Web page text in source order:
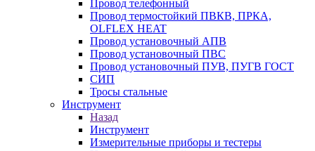
Провод телефонный
Провод термостойкий ПВКВ, ПРКА,
OLFLEX HEAT
Провод установочный АПВ
Провод установочный ПВС
Провод установочный ПУВ, ПУГВ ГОСТ
СИП
Тросы стальные
Инструмент
Назад
Инструмент
Измерительные приборы и тестеры